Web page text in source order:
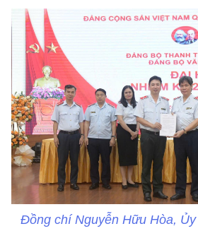
Đồng chí Nguyễn Hữu Hòa,